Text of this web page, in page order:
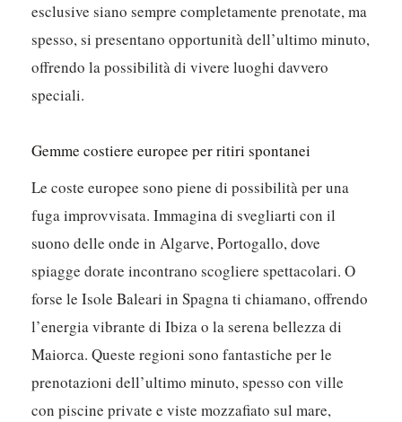
esclusive siano sempre completamente prenotate, ma
spesso, si presentano opportunità dell’ultimo minuto,
offrendo la possibilità di vivere luoghi davvero
speciali.
Gemme costiere europee per ritiri spontanei
Le coste europee sono piene di possibilità per una
fuga improvvisata. Immagina di svegliarti con il
suono delle onde in Algarve, Portogallo, dove
spiagge dorate incontrano scogliere spettacolari. O
forse le Isole Baleari in Spagna ti chiamano, offrendo
l’energia vibrante di Ibiza o la serena bellezza di
Maiorca. Queste regioni sono fantastiche per le
prenotazioni dell’ultimo minuto, spesso con ville
con piscine private e viste mozzafiato sul mare,